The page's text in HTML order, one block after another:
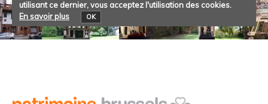
utilisant ce dernier, vous acceptez l'utilisation des cookies.
En savoir plus
OK